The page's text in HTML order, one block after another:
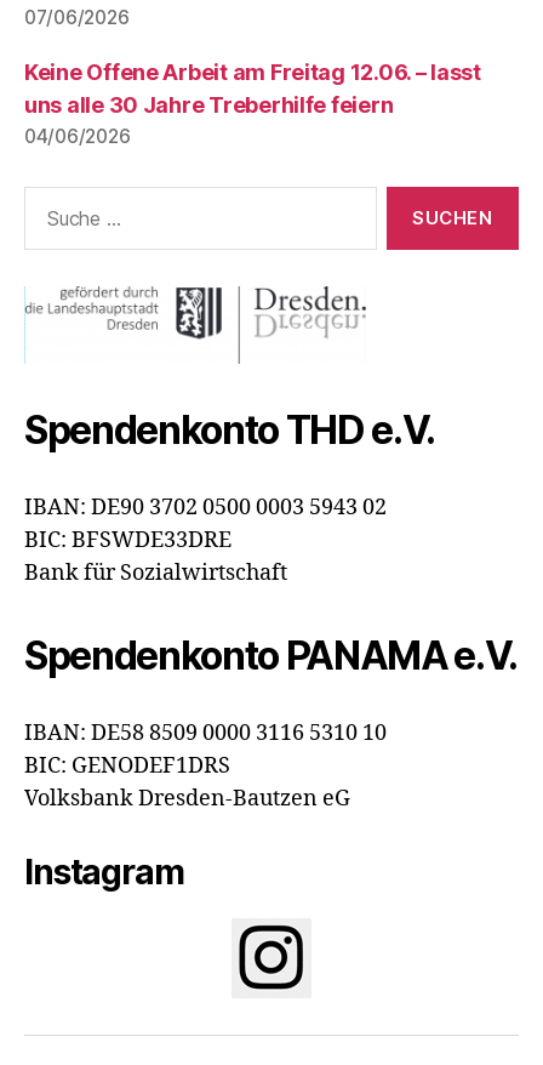
07/06/2026
Keine Offene Arbeit am Freitag 12.06. – lasst
uns alle 30 Jahre Treberhilfe feiern
04/06/2026
nach:
Spendenkonto THD e.V.
IBAN: DE90 3702 0500 0003 5943 02
BIC: BFSWDE33DRE
Bank für Sozialwirtschaft
Spendenkonto PANAMA e.V.
IBAN: DE58 8509 0000 3116 5310 10
BIC: GENODEF1DRS
Volksbank Dresden-Bautzen eG
Instagram